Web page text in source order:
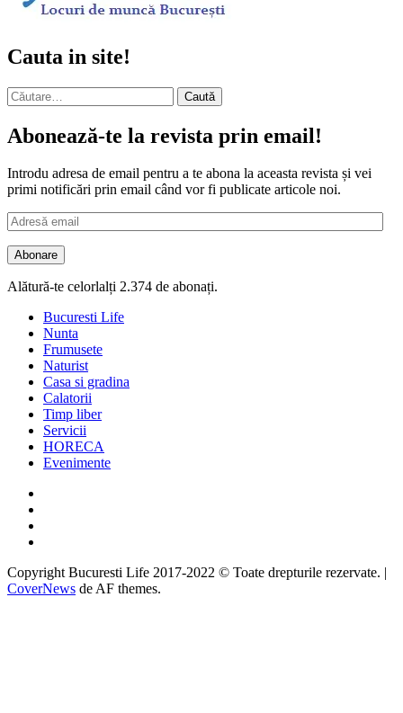
Cauta in site!
Caută
după:
Abonează-te la revista prin email!
Introdu adresa de email pentru a te abona la aceasta revista și vei
primi notificări prin email când vor fi publicate articole noi.
Adresă
email
Abonare
Alătură-te celorlalți 2.374 de abonați.
Bucuresti Life
Nunta
Frumusete
Naturist
Casa si gradina
Calatorii
Timp liber
Servicii
HORECA
Evenimente
Copyright Bucuresti Life 2017-2022 © Toate drepturile rezervate. |
CoverNews de AF themes.